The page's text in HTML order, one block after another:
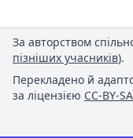
За авторством
пізніших учасників).
Перекладено й
за ліцензією CC-BY-